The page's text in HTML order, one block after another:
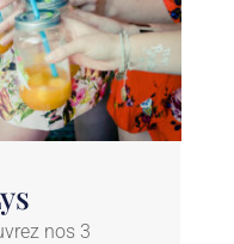
nos 3